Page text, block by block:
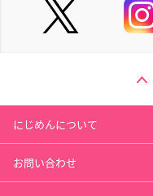
にじめんについて
お問い合わせ